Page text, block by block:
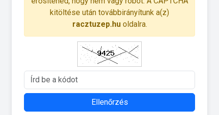
kitöltése után továbbirányítunk a(z)
racztuzep.huoldalra.
Ellenőrzés